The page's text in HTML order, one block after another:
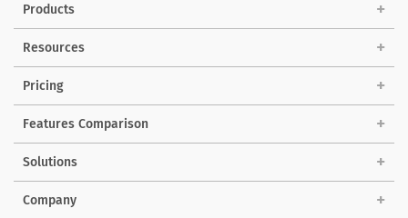
Products
Resources
Pricing
Features Comparison
Solutions
Company